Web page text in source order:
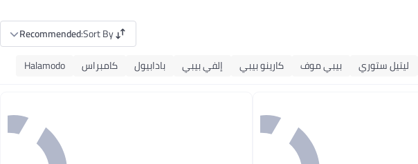
Sort By
:
Recommended
ليتيل ستوري بيبي موف كارينو بيبي إلفي بيبي بادابيول كامبراس Halamodo